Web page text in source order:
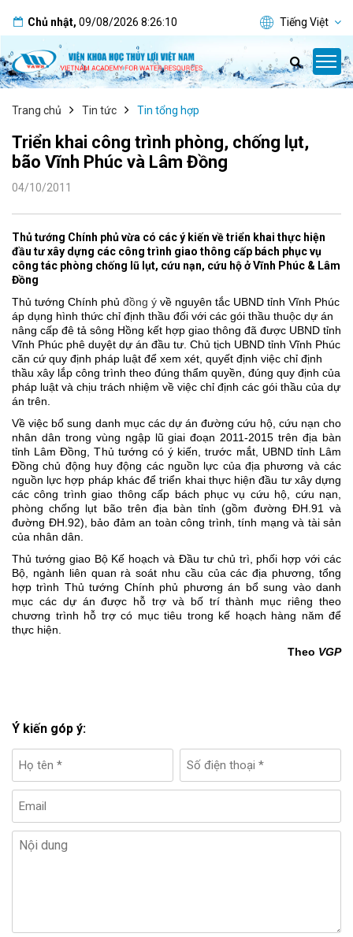
Chủ nhật, 09/08/2026 8:26:11 Tiếng Việt
Trang chủ Tin tức Tin tổng hợp
Triển khai công trình phòng, chống lụt,
bão Vĩnh Phúc và Lâm Đồng
04/10/2011
Thủ tướng Chính phủ vừa có các ý kiến về triển khai thực hiện
đầu tư xây dựng các công trình giao thông cấp bách phục vụ
công tác phòng chống lũ lụt, cứu nạn, cứu hộ ở Vĩnh Phúc & Lâm
Đồng
Thủ tướng Chính phủ đồng ý về nguyên tắc UBND tỉnh Vĩnh Phúc
áp dụng hình thức chỉ định thầu đối với các gói thầu thuộc dự án
nâng cấp đê tả sông Hồng kết hợp giao thông đã được UBND tỉnh
Vĩnh Phúc phê duyệt dự án đầu tư. Chủ tịch UBND tỉnh Vĩnh Phúc
căn cứ quy định pháp luật để xem xét, quyết định việc chỉ định
thầu xây lắp công trình theo đúng thẩm quyền, đúng quy định của
pháp luật và chịu trách nhiệm về việc chỉ định các gói thầu của dự
án trên.
Về việc bổ sung danh mục các dự án đường cứu hộ, cứu nạn cho
nhân dân trong vùng ngập lũ giai đoạn 2011-2015 trên địa bàn
tỉnh Lâm Đồng, Thủ tướng có ý kiến, trước mắt, UBND tỉnh Lâm
Đồng chủ động huy động các nguồn lực của địa phương và các
nguồn lực hợp pháp khác để triển khai thực hiện đầu tư xây dựng
các công trình giao thông cấp bách phục vụ cứu hộ, cứu nạn,
phòng chống lụt bão trên địa bàn tỉnh (gồm đường ĐH.91 và
đường ĐH.92), bảo đảm an toàn công trình, tính mạng và tài sản
của nhân dân.
Thủ tướng giao Bộ Kế hoạch và Đầu tư chủ trì, phối hợp với các
Bộ, ngành liên quan rà soát nhu cầu của các địa phương, tổng
hợp trình Thủ tướng Chính phủ phương án bổ sung vào danh
mục các dự án được hỗ trợ và bố trí thành mục riêng theo
chương trình hỗ trợ có mục tiêu trong kế hoạch hàng năm để
thực hiện.
Theo VGP
Ý kiến góp ý: